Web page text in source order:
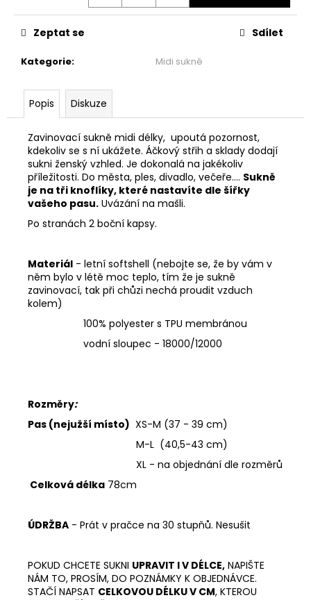
Kategorie: Midi sukně
Zeptat se Sdílet
Popis Diskuze
Zavinovací sukně midi délky, upoutá pozornost,
kdekoliv se s ní ukážete. Áčkový střih a sklady dodají
sukni ženský vzhled. Je dokonalá na jakékoliv
příležitosti. Do města, ples, divadlo, večeře.... Sukně
je na tři knoflíky, které nastavíte dle šířky
vašeho pasu. Uvázání na mašli.
Po stranách 2 boční kapsy.
Materiál - letní softshell (nebojte se, že by vám v
něm bylo v létě moc teplo, tím že je sukně
zavinovací, tak při chůzi nechá proudit vzduch
kolem)
100% polyester s TPU membránou
vodní sloupec - 18000/12000
Rozměry:
Pas (nejužší místo) XS-M (37 - 39 cm)
M-L (40,5-43 cm)
XL - na objednání dle rozměrů
Celková délka 78cm
ÚDRŽBA - Prát v pračce na 30 stupňů. Nesušit
POKUD CHCETE SUKNI UPRAVIT I V DÉLCE, NAPIŠTE
NÁM TO, PROSÍM, DO POZNÁMKY K OBJEDNÁVCE.
STAČÍ NAPSAT CELKOVOU DÉLKU V CM, KTEROU
j
e
m
e
ŠATY
KOLENA
TOULAVÝ
BLÁZEN
999
Kč